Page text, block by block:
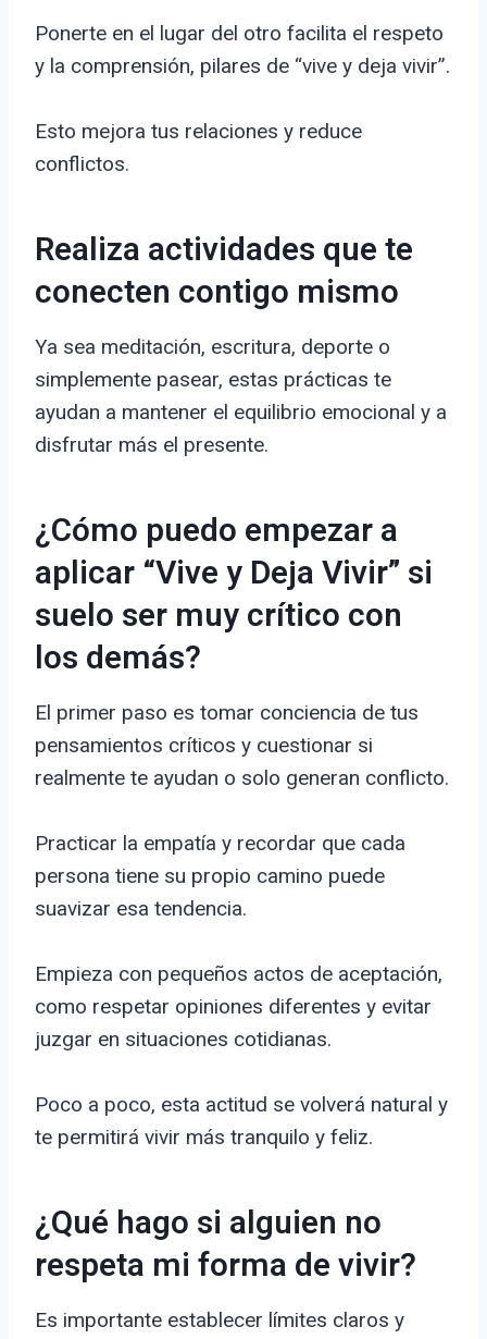
Ponerte en el lugar del otro facilita el respeto
y la comprensión, pilares de “vive y deja vivir”.
Esto mejora tus relaciones y reduce
conflictos.
Realiza actividades que te
conecten contigo mismo
Ya sea meditación, escritura, deporte o
simplemente pasear, estas prácticas te
ayudan a mantener el equilibrio emocional y a
disfrutar más el presente.
¿Cómo puedo empezar a
aplicar “Vive y Deja Vivir” si
suelo ser muy crítico con
los demás?
El primer paso es tomar conciencia de tus
pensamientos críticos y cuestionar si
realmente te ayudan o solo generan conflicto.
Practicar la empatía y recordar que cada
persona tiene su propio camino puede
suavizar esa tendencia.
Empieza con pequeños actos de aceptación,
como respetar opiniones diferentes y evitar
juzgar en situaciones cotidianas.
Poco a poco, esta actitud se volverá natural y
te permitirá vivir más tranquilo y feliz.
¿Qué hago si alguien no
respeta mi forma de vivir?
Es importante establecer límites claros y